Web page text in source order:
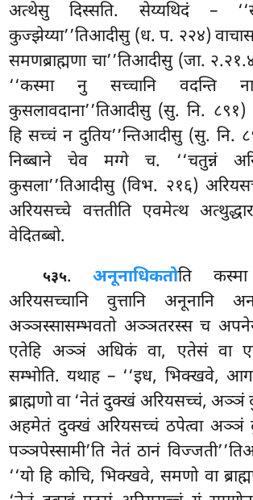
अत्थेसु दिस्सति. सेय्यथिदं –
कुज्झेय्या’’तिआदीसु (ध. प. २२४)
समणब्राह्मणा चा’’तिआदीसु (जा.
‘‘कस्मा नु सच्चानि वदन्ति
कुसलावदाना’’तिआदीसु (सु. नि. ८९१)
हि सच्चं न दुतिय’’न्तिआदीसु (सु. नि.
निब्बाने चेव मग्गे च. ‘‘चतुन्नं
कुसला’’तिआदीसु (विभ. २१६)
अरियसच्चे वत्ततीति एवमेत्थ
वेदितब्बो.
५३५.अनूनाधिकतोति
अरियसच्चानि वुत्तानि अनूनानि
अञ्ञस्सासम्भवतो अञ्ञतरस्स च
एतेहि अञ्ञं अधिकं वा, एतेसं वा
सम्भोति. यथाह – ‘‘इध, भिक्खवे,
ब्राह्मणो वा ‘नेतं दुक्खं अरियसच्चं,
अहमेतं दुक्खं अरियसच्चं ठपेत्वा अञ्ञं
पञ्ञपेस्सामी’ति नेतं ठानं
‘‘यो हि कोचि, भिक्खवे, समणो वा